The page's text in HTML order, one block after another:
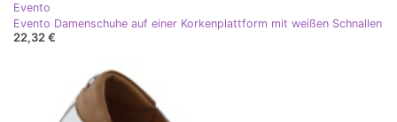
Evento
Evento Damenschuhe auf einer Korkenplattform mit weißen Schnallen
22,32 €